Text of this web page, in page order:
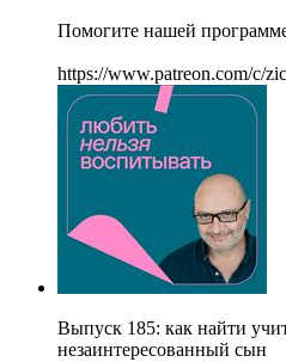
Помогите нашей
https://www.patreon.com/c/
Выпуск 185: как найти
незаинтересованный сын